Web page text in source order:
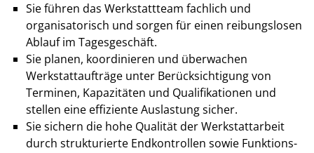
Sie führen das Werkstattteam fachlich und
organisatorisch und sorgen für einen reibungslosen
Ablauf im Tagesgeschäft.
Sie planen, koordinieren und überwachen
Werkstattaufträge unter Berücksichtigung von
Terminen, Kapazitäten und Qualifikationen und
stellen eine effiziente Auslastung sicher.
Sie sichern die hohe Qualität der Werkstattarbeit
durch strukturierte Endkontrollen sowie Funktions-